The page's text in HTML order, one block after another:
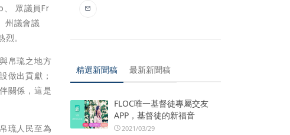
眾議員Fr
議會議
。
帛琉之地方
做出貢獻；
關係，這是
琉人民至為
精選新聞稿 最新新聞稿
FLOC唯一基督徒專屬交友
APP，基督徒的新福音
2021/03/29